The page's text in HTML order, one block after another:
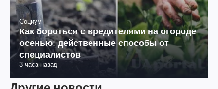
Социум
Как бороться с вредителями на огороде
осенью: действенные способы от
специалистов